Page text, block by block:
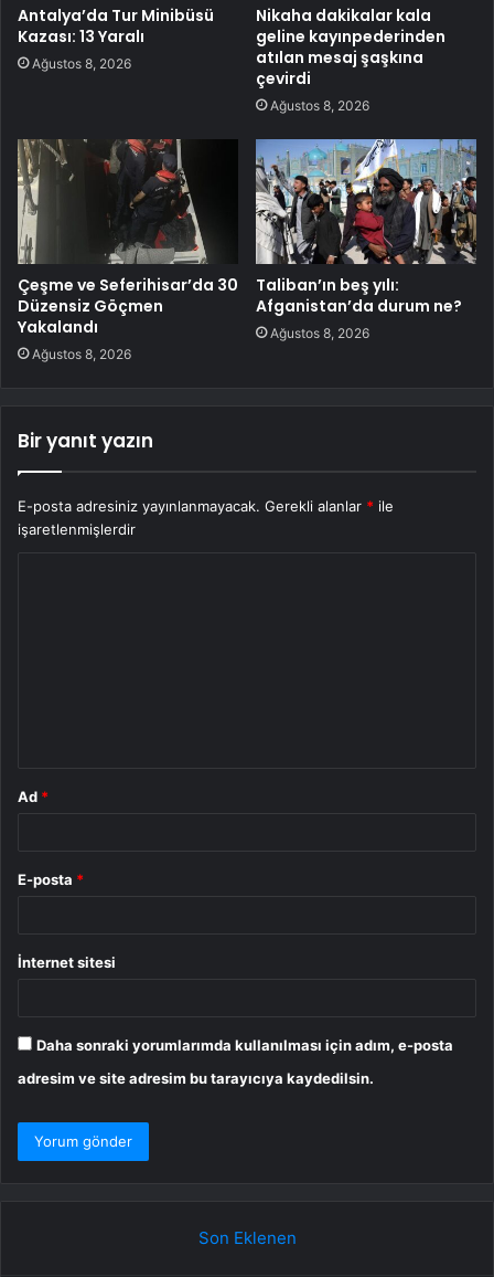
Antalya’da Tur Minibüsü
Kazası: 13 Yaralı
Ağustos 8, 2026
Nikaha dakikalar kala
geline kayınpederinden
atılan mesaj şaşkına
çevirdi
Ağustos 8, 2026
Çeşme ve Seferihisar’da 30
Düzensiz Göçmen
Yakalandı
Ağustos 8, 2026
Taliban’ın beş yılı:
Afganistan’da durum ne?
Ağustos 8, 2026
Bir yanıt yazın
E-posta adresiniz yayınlanmayacak. Gerekli alanlar * ile
işaretlenmişlerdir
Ad *
E-posta *
İnternet sitesi
Daha sonraki yorumlarımda kullanılması için adım, e-posta
adresim ve site adresim bu tarayıcıya kaydedilsin.
Son Eklenen